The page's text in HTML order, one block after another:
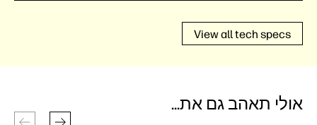
View all tech specs
אולי תאהב גם את...